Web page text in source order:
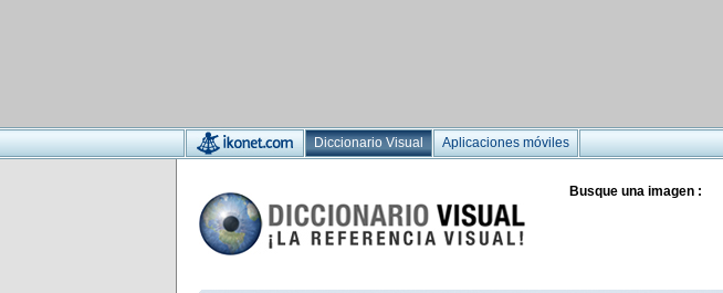
Diccionario Visual Aplicaciones móviles
Busque una imagen :